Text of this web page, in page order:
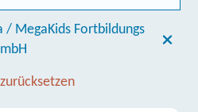
/ MegaKids Fortbildungs